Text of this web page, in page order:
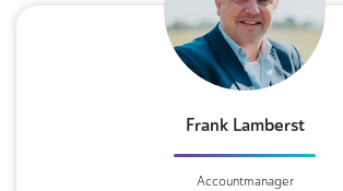
Frank Lamberst
Accountmanager